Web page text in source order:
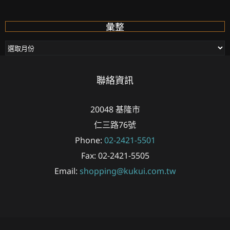
彙整
彙
聯絡資訊
20048基隆市
仁三路76號
Phone: 02-2421-5501
Fax: 02-2421-5505
Email: shopping@kukui.com.tw